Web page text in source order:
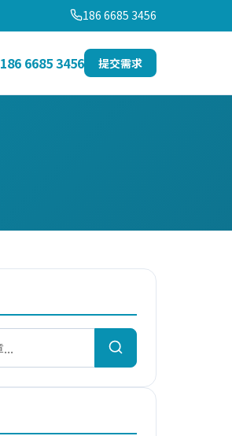
186 6685 3456
186 6685 3456 提交需求